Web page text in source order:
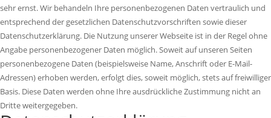
sehr ernst. Wir behandeln Ihre personenbezogenen Daten vertraulich und
entsprechend der gesetzlichen Datenschutzvorschriften sowie dieser
Datenschutzerklärung. Die Nutzung unserer Webseite ist in der Regel ohne
Angabe personenbezogener Daten möglich. Soweit auf unseren Seiten
personenbezogene Daten (beispielsweise Name, Anschrift oder E-Mail-
Adressen) erhoben werden, erfolgt dies, soweit möglich, stets auf freiwilliger
Basis. Diese Daten werden ohne Ihre ausdrückliche Zustimmung nicht an
Dritte weitergegeben.